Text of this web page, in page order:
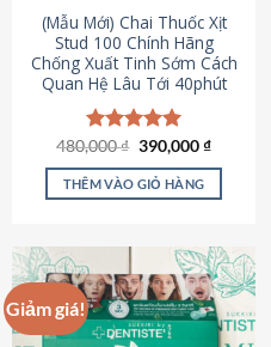
được
chọn
trên
trang
sản
phẩm
(Mẫu Mới) Chai Thuốc Xịt
Stud 100 Chính Hãng
Chống Xuất Tinh Sớm Cách
Quan Hệ Lâu Tới 40phút
Được xếp
hạng5.00
5 sao
480,000₫ Giá
là:
480,000 ₫.
390,000₫Giá
tại
THÊM VÀO GIỎ HÀNG
Giảm giá!